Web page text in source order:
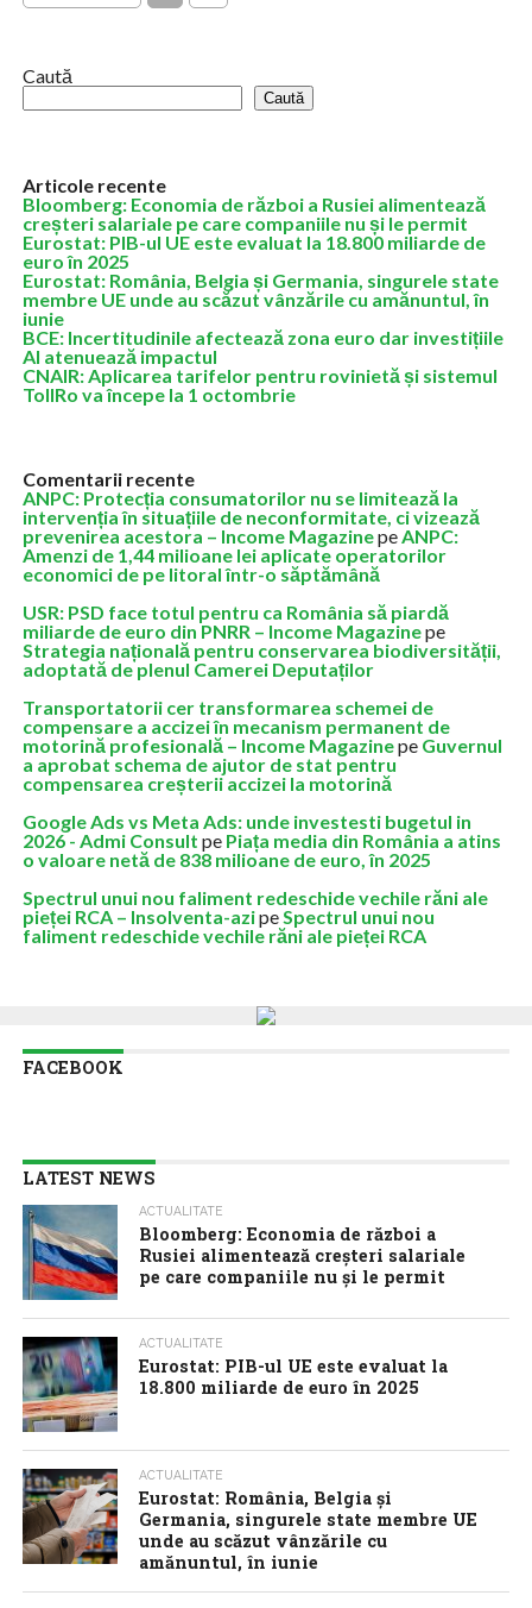
Caută
Caută
Articole recente
Bloomberg: Economia de război a Rusiei alimentează
creșteri salariale pe care companiile nu și le permit
Eurostat: PIB-ul UE este evaluat la 18.800 miliarde de
euro în 2025
Eurostat: România, Belgia și Germania, singurele state
membre UE unde au scăzut vânzările cu amănuntul, în
iunie
BCE: Incertitudinile afectează zona euro dar investițiile
AI atenuează impactul
CNAIR: Aplicarea tarifelor pentru rovinietă și sistemul
TollRo va începe la 1 octombrie
Comentarii recente
ANPC: Protecția consumatorilor nu se limitează la
intervenția în situațiile de neconformitate, ci vizează
prevenirea acestora – Income MagazinepeANPC:
Amenzi de 1,44 milioane lei aplicate operatorilor
economici de pe litoral într-o săptămână
USR: PSD face totul pentru ca România să piardă
miliarde de euro din PNRR – Income Magazinepe
Strategia națională pentru conservarea biodiversității,
adoptată de plenul Camerei Deputaților
Transportatorii cer transformarea schemei de
compensare a accizei în mecanism permanent de
motorină profesională – Income Magazinepe Guvernul
a aprobat schema de ajutor de stat pentru
compensarea creșterii accizei la motorină
Google Ads vs Meta Ads: unde investesti bugetul in
2026 - Admi Consult pe Piața media din România a atins
o valoare netă de 838 milioane de euro, în 2025
Spectrul unui nou faliment redeschide vechile răni ale
pieței RCA – Insolventa-azipeSpectrul unui nou
faliment redeschide vechile răni ale pieței RCA
FACEBOOK
LATEST NEWS
ACTUALITATE
Bloomberg: Economia de război a
Rusiei alimentează creșteri salariale
pe care companiile nu și le permit
ACTUALITATE
Eurostat: PIB-ul UE este evaluat la
18.800 miliarde de euro în 2025
ACTUALITATE
Eurostat: România, Belgia și
Germania, singurele state membre UE
unde au scăzut vânzările cu
amănuntul, în iunie